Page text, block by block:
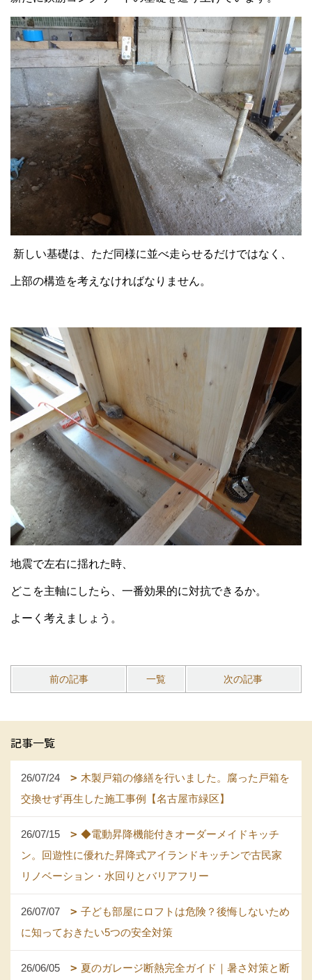
新しい基礎は、ただ同様に並べ走らせるだけではなく、
上部の構造を考えなければなりません。
地震で左右に揺れた時、
どこを主軸にしたら、一番効果的に対抗できるか。
よーく考えましょう。
前の記事 一覧 次の記事
記事一覧
26/07/24
木製戸箱の修繕を行いました。腐った戸箱を
交換せず再生した施工事例【名古屋市緑区】
26/07/15
◆電動昇降機能付きオーダーメイドキッチ
ン。回遊性に優れた昇降式アイランドキッチンで古民家
リノベーション・水回りとバリアフリー
26/07/07
子ども部屋にロフトは危険？後悔しないため
に知っておきたい5つの安全対策
26/06/05
夏のガレージ断熱完全ガイド｜暑さ対策と断